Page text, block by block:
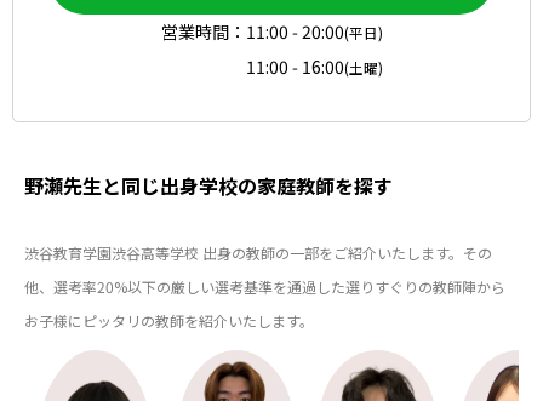
営業時間： 11:00 - 20:00(平日)
11:00 - 16:00(土曜)
野瀬先生と同じ出身学校の家庭教師を探す
渋谷教育学園渋谷高等学校 出身の教師の一部をご紹介いたします。その
他、選考率20%以下の厳しい選考基準を通過した選りすぐりの教師陣から
お子様にピッタリの教師を紹介いたします。